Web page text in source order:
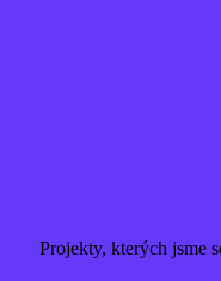
Projekty, kterých jsme